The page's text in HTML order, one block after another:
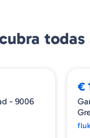
todas
- 9006
€